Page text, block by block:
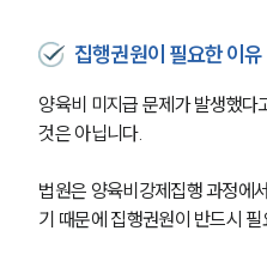
집행권원이 필요한 이유
양육비 미지급 문제가 발생했
것은 아닙니다.
법원은 양육비강제집행 과정에
기 때문에 집행권원이 반드시 필